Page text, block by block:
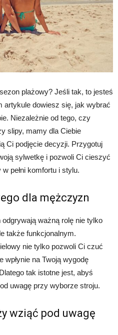
plażowy? Jeśli tak, to jesteś
artykule dowiesz się, jak wybrać
Niezależnie od tego, czy
slipy, mamy dla Ciebie
Ci podjęcie decyzji. Przygotuj
sylwetkę i pozwoli Ci cieszyć
pełni komfortu i stylu.
dla mężczyzn
ważną rolę nie tylko
także funkcjonalnym.
nie tylko pozwoli Ci czuć
wpłynie na Twoją wygodę
tak istotne jest, abyś
uwagę przy wyborze stroju.
wziąć pod uwagę